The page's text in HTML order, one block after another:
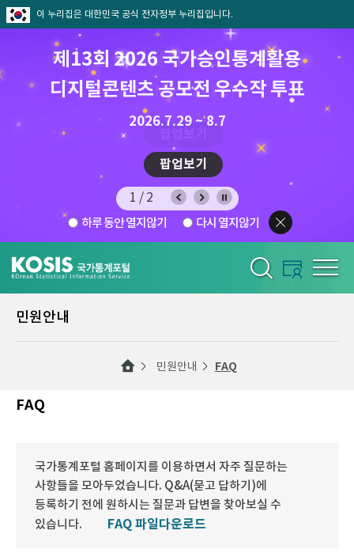
이 누리집은 대한민국 공식 전자정부 누리집입니다.
제13회 2026 국가승인통계활용
디지털콘텐츠 공모전 우수작 투표
2026.7.29 ~ 8.7
팝업보기
8월 통계찾기 퀴즈이벤트
8.7.(금) ~ 8.21.(금)
1/2
하루 동안 열지않기 다시 열지않기
민원안내
민원안내 FAQ
FAQ
국가통계포털 홈페이지를 이용하면서 자주 질문하는
사항들을 모아두었습니다. Q&A(묻고 답하기)에
등록하기 전에 원하시는 질문과 답변을 찾아보실 수
있습니다.
FAQ 파일다운로드